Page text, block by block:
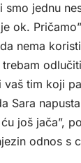
smo jednu
ok.
nema
trebam
tim koji
Sara napusta
još jača”,
odnos s